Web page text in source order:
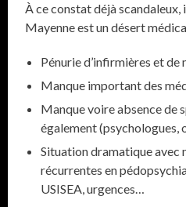
À ce constat déjà scandaleux,
Mayenne est un désert
Pénurie d’infirmières et de
Manque important des
Manque voire absence de
également
Situation dramatique avec
récurrentes en
USISEA, urgences…